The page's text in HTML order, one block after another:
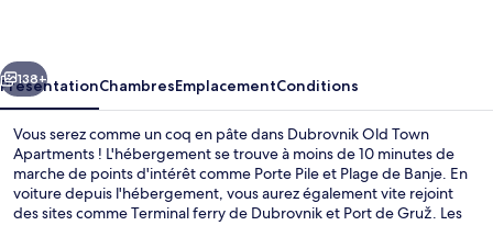
Suivant
138+
PrésentationChambresEmplacementConditions
Vous serez comme un coq en pâte dans Dubrovnik Old Town
Apartments ! L'hébergement se trouve à moins de 10 minutes de
marche de points d'intérêt comme Porte Pile et Plage de Banje. En
voiture depuis l'hébergement, vous aurez également vite rejoint
des sites comme Terminal ferry de Dubrovnik et Port de Gruž. Les